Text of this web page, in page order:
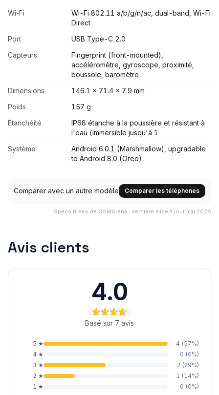
Wi-Fi
Wi-Fi 802.11 a/b/g/n/ac, dual-band, Wi-Fi
Direct
Port
USB Type-C 2.0
Capteurs
Fingerprint (front-mounted),
accéléromètre, gyroscope, proximité,
boussole, baromètre
Dimensions
146.1 x 71.4 x 7.9 mm
Poids
157 g
Étanchéité
IP68 étanche à la poussière et résistant à
l'eau (immersible jusqu'à 1
Système
Android 6.0.1 (Marshmallow), upgradable
to Android 8.0 (Oreo)
Comparer avec un autre modèle Comparer les téléphones
Specs tirées de GSMArena · dernière mise à jour mai 2026
Avis clients
4.0
Basé sur 7 avis
5 ★ 4 (57%)
4 ★ 0 (0%)
3 ★ 2 (29%)
2 ★ 1 (14%)
1 ★ 0 (0%)